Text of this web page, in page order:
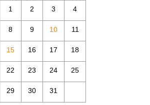
1 2 3 4
8 9 10 11
15 16 17 18
22 23 24 25
29 30 31